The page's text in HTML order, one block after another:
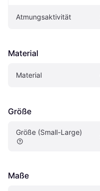
Atmungsaktivität
Material
Material
Größe
Größe (Small-Large)
Maße